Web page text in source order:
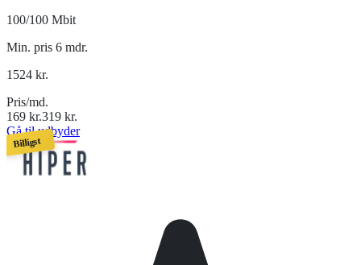
100/100 Mbit
Min. pris 6 mdr.
1524 kr.
Pris/md.
169 kr.319 kr.
Gå til udbyder
Billigst